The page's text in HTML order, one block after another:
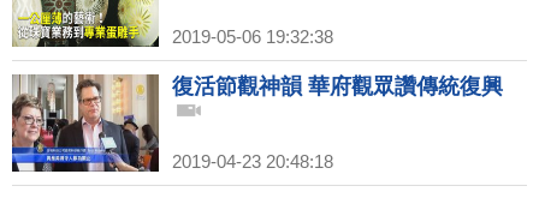
2019-05-06 19:32:38
復活節觀神韻 華府觀眾讚傳統復興
2019-04-23 20:48:18